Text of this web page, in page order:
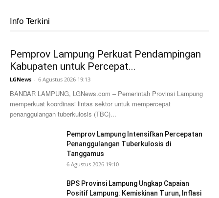
Info Terkini
Pemprov Lampung Perkuat Pendampingan
Kabupaten untuk Percepat...
LGNews - 6 Agustus 2026 19:13
BANDAR LAMPUNG, LGNews.com – Pemerintah Provinsi Lampung
memperkuat koordinasi lintas sektor untuk mempercepat
penanggulangan tuberkulosis (TBC)...
Pemprov Lampung Intensifkan Percepatan
Penanggulangan Tuberkulosis di
Tanggamus
6 Agustus 2026 19:10
BPS Provinsi Lampung Ungkap Capaian
Positif Lampung: Kemiskinan Turun, Inflasi